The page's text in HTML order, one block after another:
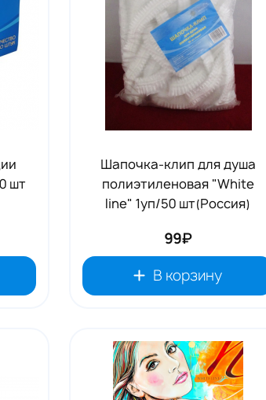
шт
Шапочка-клип для душа
полиэтиленовая "White
line" 1уп/50 шт(Россия)
99₽
В корзину